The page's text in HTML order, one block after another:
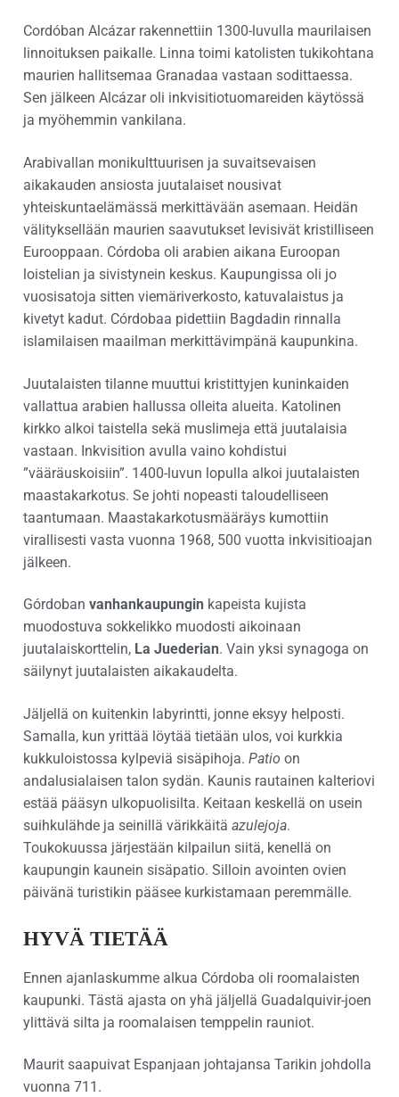
Cordóban Alcázar rakennettiin 1300-luvulla maurilaisen
linnoituksen paikalle. Linna toimi katolisten tukikohtana
maurien hallitsemaa Granadaa vastaan sodittaessa.
Sen jälkeen Alcázar oli inkvisitiotuomareiden käytössä
ja myöhemmin vankilana.
Arabivallan monikulttuurisen ja suvaitsevaisen
aikakauden ansiosta juutalaiset nousivat
yhteiskuntaelämässä merkittävään asemaan. Heidän
välityksellään maurien saavutukset levisivät kristilliseen
Eurooppaan. Córdoba oli arabien aikana Euroopan
loistelian ja sivistynein keskus. Kaupungissa oli jo
vuosisatoja sitten viemäriverkosto, katuvalaistus ja
kivetyt kadut. Córdobaa pidettiin Bagdadin rinnalla
islamilaisen maailman merkittävimpänä kaupunkina.
Juutalaisten tilanne muuttui kristittyjen kuninkaiden
vallattua arabien hallussa olleita alueita. Katolinen
kirkko alkoi taistella sekä muslimeja että juutalaisia
vastaan. Inkvisition avulla vaino kohdistui
”vääräuskoisiin”. 1400-luvun lopulla alkoi juutalaisten
maastakarkotus. Se johti nopeasti taloudelliseen
taantumaan. Maastakarkotusmääräys kumottiin
virallisesti vasta vuonna 1968, 500 vuotta inkvisitioajan
jälkeen.
Górdoban vanhankaupungin kapeista kujista
muodostuva sokkelikko muodosti aikoinaan
juutalaiskorttelin, La Juederian. Vain yksi synagoga on
säilynyt juutalaisten aikakaudelta.
Jäljellä on kuitenkin labyrintti, jonne eksyy helposti.
Samalla, kun yrittää löytää tietään ulos, voi kurkkia
kukkuloistossa kylpeviä sisäpihoja. Patio on
andalusialaisen talon sydän. Kaunis rautainen kalteriovi
estää pääsyn ulkopuolisilta. Keitaan keskellä on usein
suihkulähde ja seinillä värikkäitä azulejoja.
Toukokuussa järjestään kilpailun siitä, kenellä on
kaupungin kaunein sisäpatio. Silloin avointen ovien
päivänä turistikin pääsee kurkistamaan peremmälle.
HYVÄ TIETÄÄ
Ennen ajanlaskumme alkua Córdoba oli roomalaisten
kaupunki. Tästä ajasta on yhä jäljellä Guadalquivir-joen
ylittävä silta ja roomalaisen temppelin rauniot.
Maurit saapuivat Espanjaan johtajansa Tarikin johdolla
vuonna 711.